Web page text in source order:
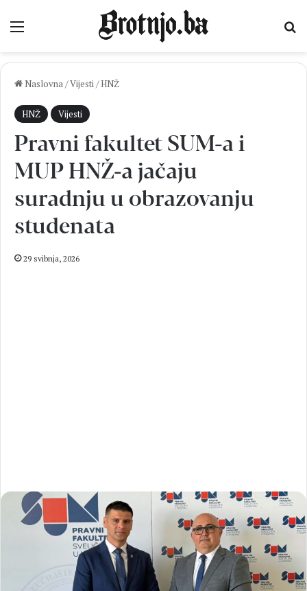
Izbornik
Naslovna/Vijesti/ HNŽ
HNŽ Vijesti
Pravni fakultet SUM-a i
MUP HNŽ-a jačaju
suradnju u obrazovanju
studenata
29 svibnja, 2026